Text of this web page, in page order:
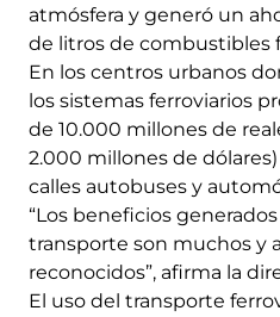
atmósfera y generó un
de litros de combustibles
En los centros urbanos
los sistemas ferroviarios
de 10.000 millones de
2.000 millones de
calles autobuses y
“Los beneficios
transporte son muchos y
reconocidos”, afirma la
El uso del transporte